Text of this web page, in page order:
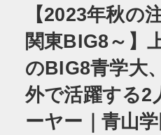
【2023年秋の
関東BIG8～】
のBIG8青学大
外で活躍する2
ーヤー｜青山